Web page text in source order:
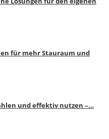
für mehr Stauraum und
und effektiv nutzen –…